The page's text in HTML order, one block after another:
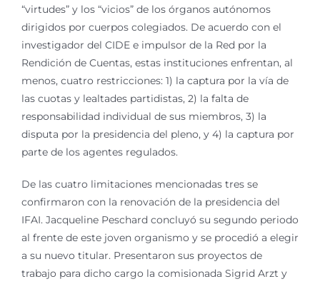
“virtudes” y los “vicios” de los órganos autónomos
dirigidos por cuerpos colegiados. De acuerdo con el
investigador del CIDE e impulsor de la Red por la
Rendición de Cuentas, estas instituciones enfrentan, al
menos, cuatro restricciones: 1) la captura por la vía de
las cuotas y lealtades partidistas, 2) la falta de
responsabilidad individual de sus miembros, 3) la
disputa por la presidencia del pleno, y 4) la captura por
parte de los agentes regulados.
De las cuatro limitaciones mencionadas tres se
confirmaron con la renovación de la presidencia del
IFAI. Jacqueline Peschard concluyó su segundo periodo
al frente de este joven organismo y se procedió a elegir
a su nuevo titular. Presentaron sus proyectos de
trabajo para dicho cargo la comisionada Sigrid Arzt y